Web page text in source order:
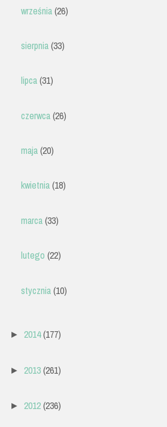
września(26)
sierpnia(33)
lipca(31)
czerwca(26)
maja(20)
kwietnia(18)
marca(33)
lutego (22)
stycznia(10)
► 2014(177)
► 2013(261)
► 2012(236)